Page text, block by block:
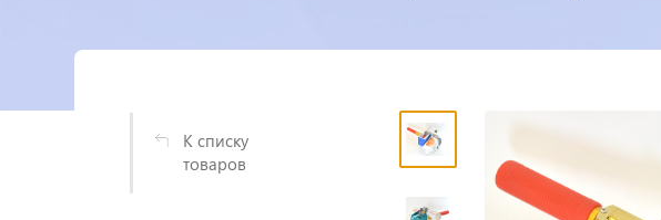
К списку
товаров